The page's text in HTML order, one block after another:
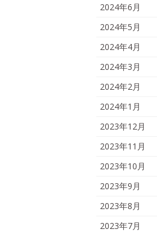
2024年6月
2024年5月
2024年4月
2024年3月
2024年2月
2024年1月
2023年12月
2023年11月
2023年10月
2023年9月
2023年8月
2023年7月